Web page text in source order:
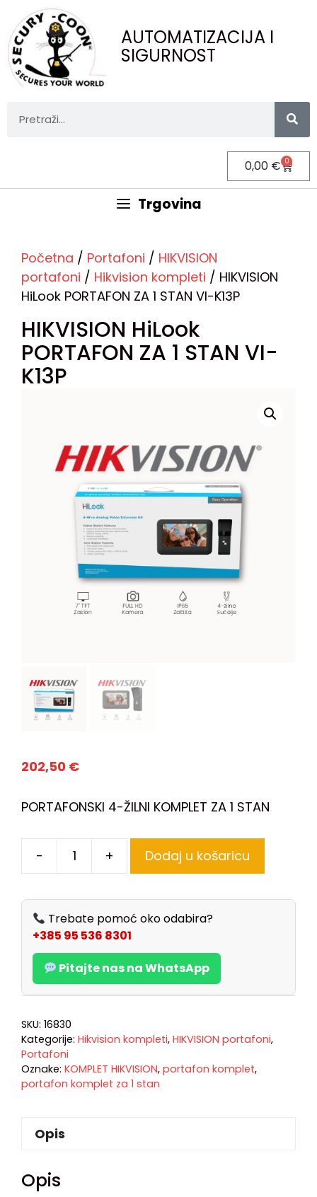
AUTOMATIZACIJA I
SIGURNOST
0,00 € 0
Trgovina
Početna / Portafoni / HIKVISION
portafoni / Hikvision kompleti / HIKVISION
HiLook PORTAFON ZA 1 STAN VI-K13P
HIKVISION HiLook
PORTAFON ZA 1 STAN VI-
K13P
202,50 €
PORTAFONSKI 4-ŽILNI KOMPLET ZA 1 STAN
- + Dodaj u košaricu
Trebate pomoć oko odabira?
+385 95 536 8301
Pitajte nas na WhatsApp
SKU: 16830
Kategorije: Hikvision kompleti, HIKVISION portafoni,
Portafoni
Oznake: KOMPLET HIKVISION, portafon komplet,
portafon komplet za 1 stan
Opis
Opis